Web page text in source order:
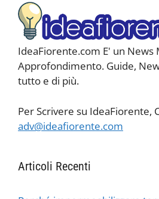
IdeaFiorente.com E' un News
Approfondimento. Guide,
tutto e di più.
Per Scrivere su IdeaFiorente,
adv@ideafiorente.com
Articoli Recenti